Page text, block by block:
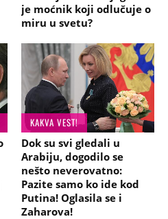
je moćnik koji odlučuje o
miru u svetu?
KAKVA VEST!
Dok su svi gledali u
Arabiju, dogodilo se
nešto neverovatno:
Pazite samo ko ide kod
Putina! Oglasila se i
Zaharova!